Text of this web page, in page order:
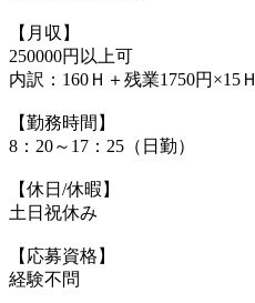
【月収】
250000円以上可
内訳：160Ｈ＋残業1750円×15Ｈ
【勤務時間】
8：20～17：25（日勤）
【休日/休暇】
土日祝休み
【応募資格】
経験不問